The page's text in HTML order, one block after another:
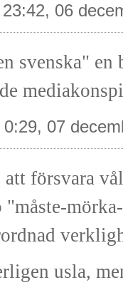
06
svenska" en
07
att försvara
usla,